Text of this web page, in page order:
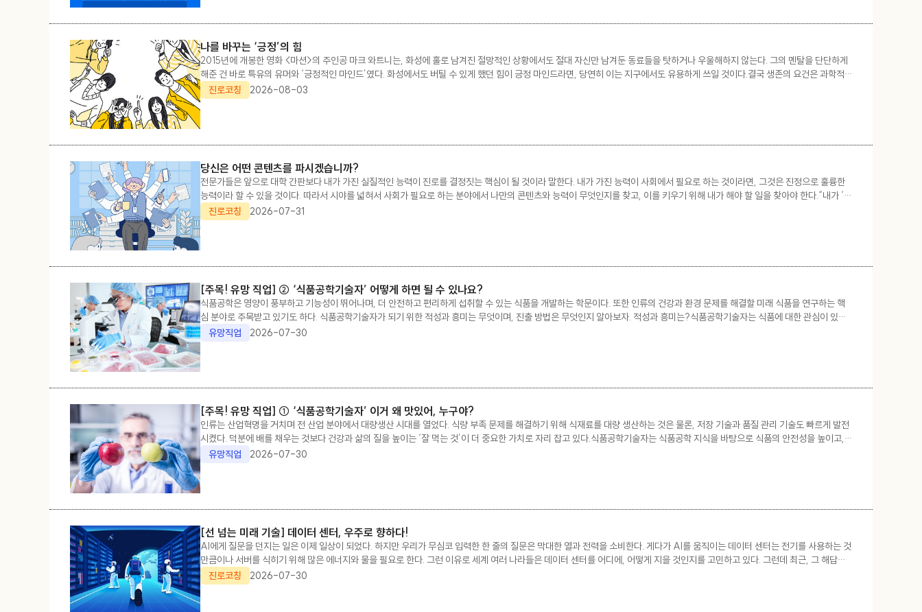
나를 바꾸는 ‘긍정’의 힘
2015년에 개봉한 영화 <마션>의 주인공 마크 와트니는, 화성에 홀로 남겨진 절망적인 상황에서도 절대 자신만 남겨둔 동료들을 탓하거나 우울해하지 않는다. 그의 멘탈을 단단하게
해준 건 바로 특유의 유머와 ‘긍정적인 마인드’였다. 화성에서도 버틸 수 있게 했던 힘이 긍정 마인드라면, 당연히 이는 지구에서도 유용하게 쓰일 것이다.결국 생존의 요건은 과학적
지식이기 이전에, 긍정과 유머였다는 걸 이 영화는 말해 준다. 절망적인 상황에서 “다행히도….”라고 말하는 마크에게서 긍정 마인드를 배워보면 어떨까? “된다, 된다, 나는 된다!”자
진로코칭 2026-08-03
당신은 어떤 콘텐츠를 파시겠습니까?
전문가들은 앞으로 대학 간판보다 내가 가진 실질적인 능력이 진로를 결정짓는 핵심이 될 것이라 말한다. 내가 가진 능력이 사회에서 필요로 하는 것이라면, 그것은 진정으로 훌륭한
능력이라 할 수 있을 것이다. 따라서 시야를 넓혀서 사회가 필요로 하는 분야에서 나만의 콘텐츠와 능력이 무엇인지를 찾고, 이를 키우기 위해 내가 해야 할 일을 찾아야 한다.“내가 ‘특
히 더’ 잘하는 분야는 뭘까?”우리는 자본주의 사회에서 살아가며, 돈을 벌어야 생계를 유지할 수 있다. 우리가 진로를 선택하고 결정하는 것은 결국 고용주, 기관, 기업, 고객 등
진로코칭 2026-07-31
[주목! 유망 직업] ② ‘식품공학기술자’ 어떻게 하면 될 수 있나요?
식품공학은 영양이 풍부하고 기능성이 뛰어나며, 더 안전하고 편리하게 섭취할 수 있는 식품을 개발하는 학문이다. 또한 인류의 건강과 환경 문제를 해결할 미래 식품을 연구하는 핵
심 분야로 주목받고 있기도 하다. 식품공학기술자가 되기 위한 적성과 흥미는 무엇이며, 진출 방법은 무엇인지 알아보자. 적성과 흥미는?식품공학기술자는 식품에 대한 관심이 있고,
다양한 맛을 보거나 분석하는 것을 즐겨 해야 합니다. 특정한 맛을 내기 위해 어떤 재료들이 결합됐는지, 어떤 영양소로 구성됐는지 등을 관심 있게 살펴보는 탐구능력이 있어야 합니
유망직업 2026-07-30
[주목! 유망 직업] ① ‘식품공학기술자’ 이거 왜 맛있어, 누구야?
인류는 산업혁명을 거치며 전 산업 분야에서 대량생산 시대를 열었다. 식량 부족 문제를 해결하기 위해 식재료를 대량 생산하는 것은 물론, 저장 기술과 품질 관리 기술도 빠르게 발전
시켰다. 덕분에 배를 채우는 것보다 건강과 삶의 질을 높이는 ‘잘 먹는 것’이 더 중요한 가치로 자리 잡고 있다.식품공학기술자는 식품공학 지식을 바탕으로 식품의 안전성을 높이고,
가공식품의 품질을 개선하며, 새로운 식품 소재와 기술을 개발하는 전문가다. 건강식품과 대체식품 시장이 빠르게 성장하면서 활약 분야도 점차 넓어지고 있다. 식품공학기술자가 하
유망직업 2026-07-30
[선 넘는 미래 기술] 데이터 센터, 우주로 향하다!
AI에게 질문을 던지는 일은 이제 일상이 되었다. 하지만 우리가 무심코 입력한 한 줄의 질문은 막대한 열과 전력을 소비한다. 게다가 AI를 움직이는 데이터 센터는 전기를 사용하는 것
만큼이나 서버를 식히기 위해 많은 에너지와 물을 필요로 한다. 그런 이유로 세계 여러 나라들은 데이터 센터를 어디에, 어떻게 지을 것인지를 고민하고 있다. 그런데 최근, 그 해답을
지구가 아닌 우주에서 찾으려는 움직임이 포착되고 있다. 데이터 센터가 우주로 향하는 이유는 무엇일까? 데이터 센터의 다음 주소 ‘우주’ 인공지능(AI) 시대가 도래하면서, 세계
진로코칭 2026-07-30